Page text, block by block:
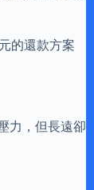
的還款方案
力，但長遠卻